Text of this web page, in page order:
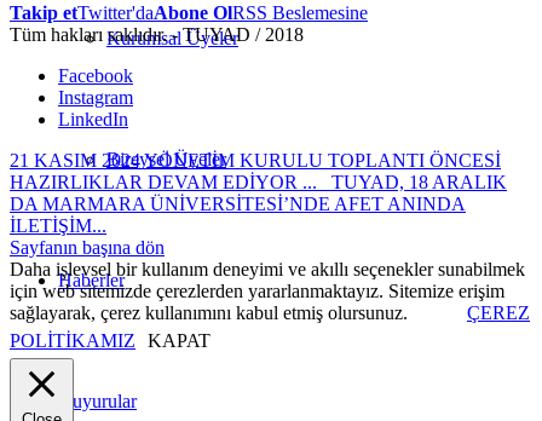
Kurumsal Üyeler
Bireysel Üyeler
Haberler
Duyurular
Takip etTwitter'daAbone OlRSS Beslemesine
Tüm hakları saklıdır. - TUYAD / 2018
Facebook
Instagram
LinkedIn
21 KASIM 2024 YÖNETİM KURULU TOPLANTI ÖNCESİ
HAZIRLIKLAR DEVAM EDİYOR ...
TUYAD, 18 ARALIK
DA MARMARA ÜNİVERSİTESİ’NDE AFET ANINDA
İLETİŞİM...
Sayfanın başına dön
Daha işlevsel bir kullanım deneyimi ve akıllı seçenekler sunabilmek
için web sitemizde çerezlerden yararlanmaktayız. Sitemize erişim
sağlayarak, çerez kullanımını kabul etmiş olursunuz.
ÇEREZ
POLİTİKAMIZ
KAPAT